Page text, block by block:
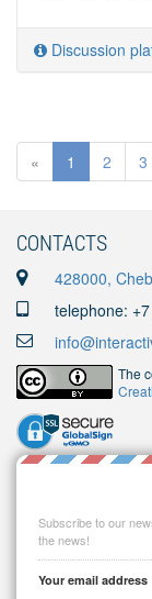
Discussion
« 1 2 3
CONTACTS
428000,
telephone:
The
Subscribe to our
the news!
Your email address